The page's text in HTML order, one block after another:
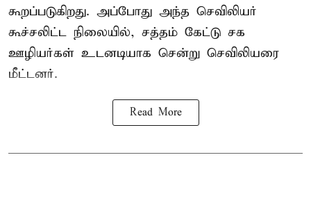
கூறப்படுகிறது. அப்போது அந்த செவிலியர்
கூச்சலிட்ட நிலையில், சத்தம் கேட்டு சக
ஊழியர்கள் உடனடியாக சென்று செவிலியரை
மீட்டனர்.
Read More